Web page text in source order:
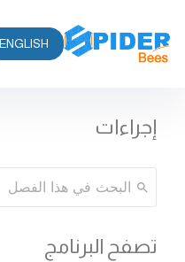
ENGLISH
تصفح البرنامج
إجراءات